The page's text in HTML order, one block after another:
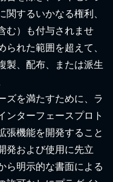
するいかなる権利、
む）も付与されませ
れた範囲を超えて、
製、配布、または派生
ズを満たすために、ラ
ンターフェースプロト
張機能を開発すること
発および使用に先立
ら明示的な書面による